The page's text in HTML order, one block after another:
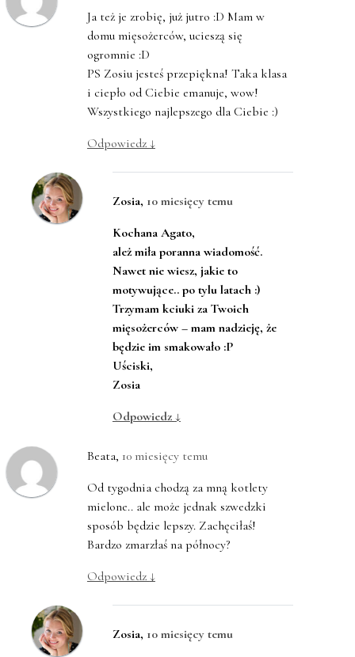
Ja też je zrobię, już jutro :D Mam w
domu mięsożerców, ucieszą się
ogromnie :D
PS Zosiu jesteś przepiękna! Taka klasa
i ciepło od Ciebie emanuje, wow!
Wszystkiego najlepszego dla Ciebie :)
Odpowiedz ↓
Zosia, 10 miesięcy temu
Kochana Agato,
ależ miła poranna wiadomość.
Nawet nie wiesz, jakie to
motywujące.. po tylu latach :)
Trzymam kciuki za Twoich
mięsożerców – mam nadzieję, że
będzie im smakowało :P
Uściski,
Zosia
Odpowiedz ↓
Beata, 10 miesięcy temu
Od tygodnia chodzą za mną kotlety
mielone.. ale może jednak szwedzki
sposób będzie lepszy. Zachęciłaś!
Bardzo zmarzłaś na północy?
Odpowiedz ↓
Zosia, 10 miesięcy temu